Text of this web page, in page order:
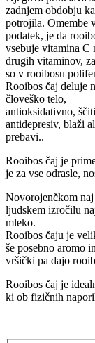
zadnjem obdobju
potrojila. Omembe
podatek, je da
vsebuje vitamina C
drugih vitaminov,
so v rooibosu
Rooibos čaj deluje
človeško telo,
antioksidativno,
antidepresiv, blaži
prebavi..
Rooibos čaj je
je za vse odrasle,
Novorojenčkom
ljudskem izročilu
mleko.
Rooibos čaju je
še posebno aromo
vršički pa dajo
Rooibos čaj je
ki ob fizičnih